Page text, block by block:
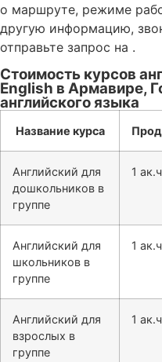
о маршруте, режиме
другую информацию,
отправьте запрос на .
Стоимость курсов
English в Армавире,
английского языка
Название курса
Английский для
дошкольников в
группе
1
Английский для
школьников в
группе
1
Английский для
взрослых в
группе
1